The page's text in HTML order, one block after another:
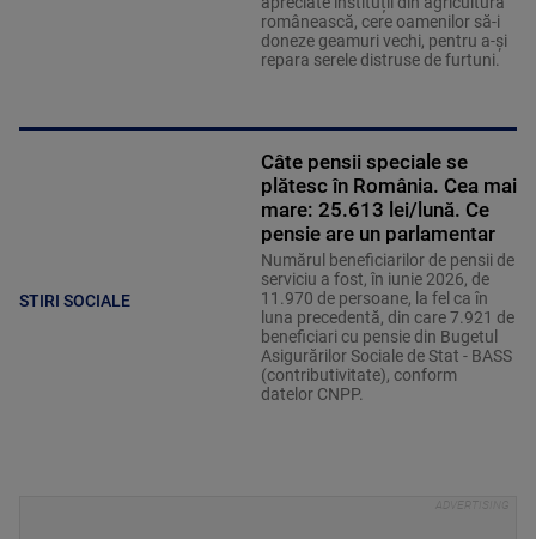
românească, cere oamenilor să-i
doneze geamuri vechi, pentru a-și
repara serele distruse de furtuni.
STIRI SOCIALE
Câte pensii speciale se
plătesc în România. Cea mai
mare: 25.613 lei/lună. Ce
pensie are un parlamentar
Numărul beneficiarilor de pensii de
serviciu a fost, în iunie 2026, de
11.970 de persoane, la fel ca în
luna precedentă, din care 7.921 de
beneficiari cu pensie din Bugetul
Asigurărilor Sociale de Stat - BASS
(contributivitate), conform
datelor CNPP.